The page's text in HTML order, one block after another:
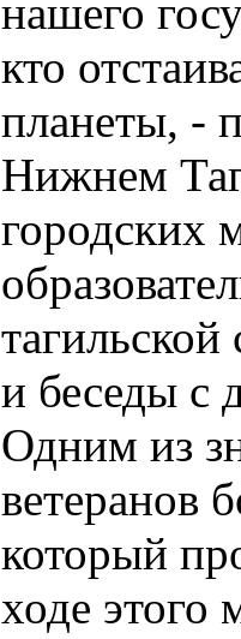
нашего
кто
планеты, -
Нижнем
городских
и беседы с
Одним из
ветеранов
который
ходе этого